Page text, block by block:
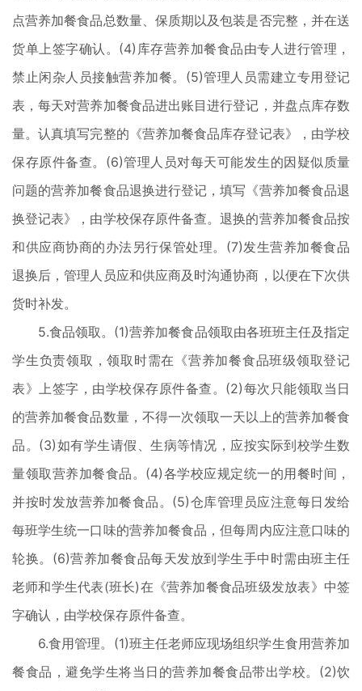
点营养加餐食品总数量、保质期以及包装是否完整，并在送
货单上签字确认。(4)库存营养加餐食品由专人进行管理，
禁止闲杂人员接触营养加餐。(5)管理人员需建立专用登记
表，每天对营养加餐食品进出账目进行登记，并盘点库存数
量。认真填写完整的《营养加餐食品库存登记表》，由学校
保存原件备查。(6)管理人员对每天可能发生的因疑似质量
问题的营养加餐食品退换进行登记，填写《营养加餐食品退
换登记表》，由学校保存原件备查。退换的营养加餐食品按
和供应商协商的办法另行保管处理。(7)发生营养加餐食品
退换后，管理人员应和供应商及时沟通协商，以便在下次供
货时补发。
5.食品领取。(1)营养加餐食品领取由各班班主任及指定
学生负责领取，领取时需在《营养加餐食品班级领取登记
表》上签字，由学校保存原件备查。(2)每次只能领取当日
的营养加餐食品数量，不得一次领取一天以上的营养加餐食
品。(3)如有学生请假、生病等情况，应按实际到校学生数
量领取营养加餐食品。(4)各学校应规定统一的用餐时间，
并按时发放营养加餐食品。(5)仓库管理员应注意每日发给
每班学生统一口味的营养加餐食品，但每周内应注意口味的
轮换。(6)营养加餐食品每天发放到学生手中时需由班主任
老师和学生代表(班长)在《营养加餐食品班级发放表》中签
字确认，由学校保存原件备查。
6.食用管理。(1)班主任老师应现场组织学生食用营养加
餐食品，避免学生将当日的营养加餐食品带出学校。(2)饮